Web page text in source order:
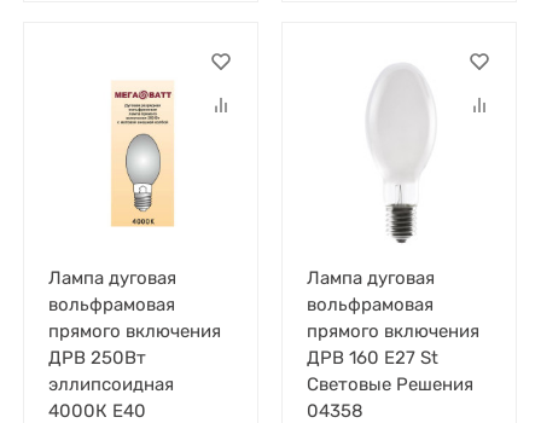
Лампа дуговая
вольфрамовая
прямого включения
ДРВ 250Вт
эллипсоидная
4000К E40
Лампа дуговая
вольфрамовая
прямого включения
ДРВ 160 E27 St
Световые Решения
04358